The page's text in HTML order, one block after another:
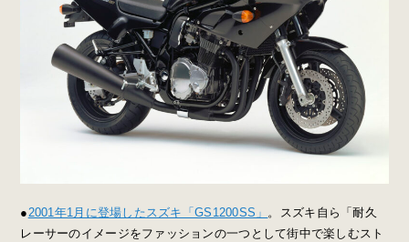
● 2001年1月に登場したスズキ「GS1200SS」 。スズキ自ら「耐久
レーサーのイメージをファッションの一つとして街中で楽しむスト